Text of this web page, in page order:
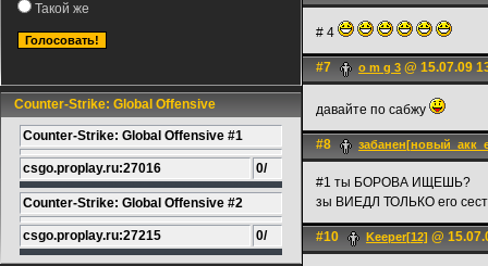
Такой же
Counter-Strike: Global Offensive
Counter-Strike: Global Offensive #1
csgo.proplay.ru:27016 0/
Counter-Strike: Global Offensive #2
csgo.proplay.ru:27215 0/
# 4
#7 o m g 3 @ 15.07.09
давайте по сабжу
#8
#1 ты БОРОВА ИЩЕШЬ?
зы ВИЕДЛ ТОЛЬКО его
#10 Keeper[12] @